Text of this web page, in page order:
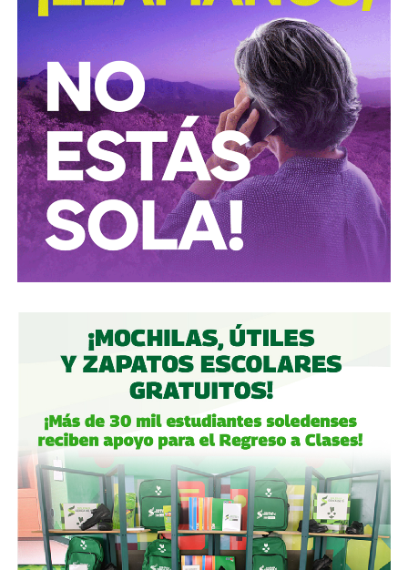
“Me voy sin encontrar palabras para agradecer a quienes
contribuyeron a que pudiera cumplir mi Objetivo de Vida,